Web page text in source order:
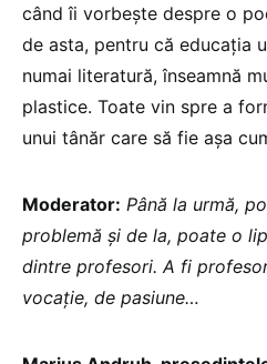
când îi vorbește despre o
de asta, pentru că educația
numai literatură, înseamnă
plastice. Toate vin spre a
unui tânăr care să fie așa
Moderator: Până la urmă,
problemă și de la, poate o
dintre profesori. A fi
vocație, de pasiune…